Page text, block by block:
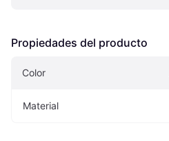
Propiedades del producto
Color
Material